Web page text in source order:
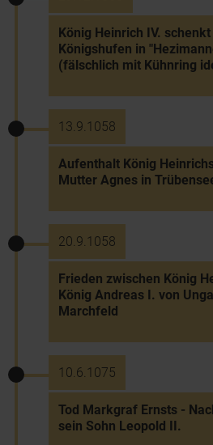
König Heinrich IV.
Königshufen in
(fälschlich mit Kühnring
13.9.1058
Aufenthalt König
Mutter Agnes in
20.9.1058
Frieden zwischen König
König Andreas I. von
Marchfeld
10.6.1075
Tod Markgraf Ernsts -
sein Sohn Leopold II.